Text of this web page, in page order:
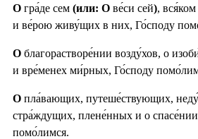
О гра́де сем (или: О ве́си сей), вся́ком
и ве́рою живу́щих в них, Го́споду
О благорастворе́нии возду́хов, о
и вре́менех ми́рных, Го́споду
О пла́вающих, путеше́ствующих,
стра́ждущих, плене́нных и о
помо́лимся.